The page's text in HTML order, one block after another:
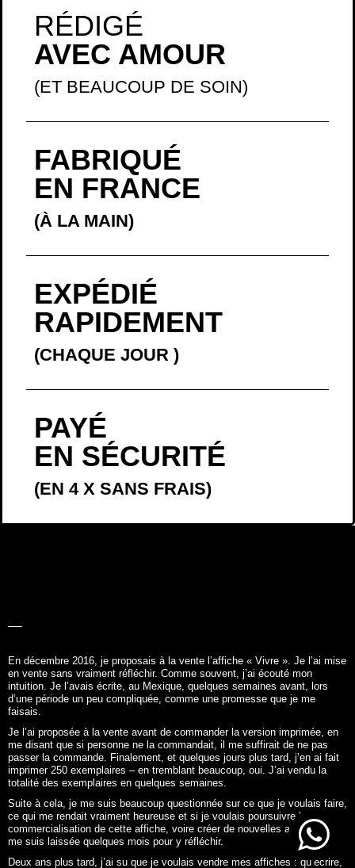
RÉDIGÉ
AVEC AMOUR
(ET BEAUCOUP DE SOIN)
FABRIQUÉ
EN FRANCE
(À LA MAIN)
EXPÉDIÉ
RAPIDEMENT
(CHAQUE JOUR )
PAYÉ
EN SÉCURITÉ
(EN 4 X SANS FRAIS)
En décembre 2016, je proposais à la vente l’affiche « Vivre ». Je l’ai mise
en vente sans vraiment réfléchir. Comme souvent, j’ai écouté mon
intuition. Je l’avais écrite, au Mexique, quelques semaines avant, lors
d’une période un peu compliquée, comme une promesse que je me
faisais.
Je l’ai proposée à la vente avant de commander la version imprimée, en
me disant que si personne ne la commandait, il me suffirait de ne pas
passer la commande. Finalement, et quelques jours plus tard, j’en ai fait
imprimer 250 exemplaires – en tremblant beaucoup, oui. J’ai vendu la
totalité des exemplaires en quelques semaines.
Suite à cela, je me suis beaucoup questionnée sur ce que je voulais faire,
ce qui me rendait vraiment heureuse et si je voulais poursuivre la
commercialisation de cette affiche, voire créer de nouvelles affiches. Je
me suis laissée quelques mois pour y réfléchir.
Deux ans plus tard, j’ai su que je voulais vendre mes affiches : qu’écrire,